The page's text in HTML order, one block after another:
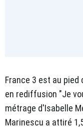
France 3 est au
en rediffusion "Je
métrage d'Isabelle
Marinescu a attiré